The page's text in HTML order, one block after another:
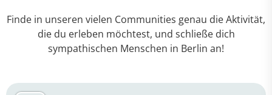
Finde in unseren vielen Communities genau die Aktivität,
die du erleben möchtest, und schließe dich
sympathischen Menschen in Berlin an!